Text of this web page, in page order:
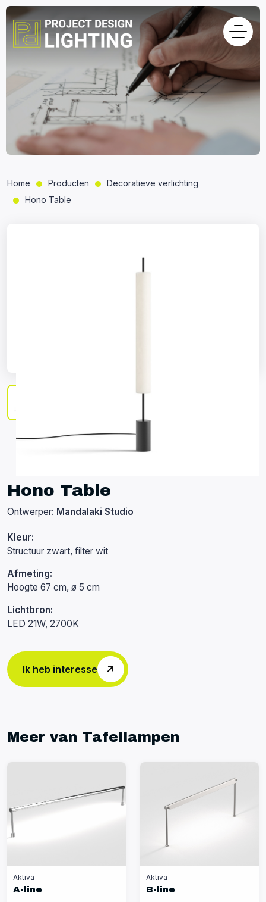
Home Producten
Decoratieve verlichting
Hono Table
Hono Table
Ontwerper: Mandalaki Studio
Kleur:
Structuur zwart, filter wit
Afmeting:
Hoogte 67 cm, ø 5 cm
Lichtbron:
LED 21W, 2700K
Ik heb interesse
Meer van Tafellampen
Aktiva
A-line
Aktiva
B-line